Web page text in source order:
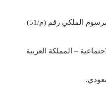
نظام العمل السعودي الصادر بالمرسوم الملكي رقم (م/51)
– المملكة العربية